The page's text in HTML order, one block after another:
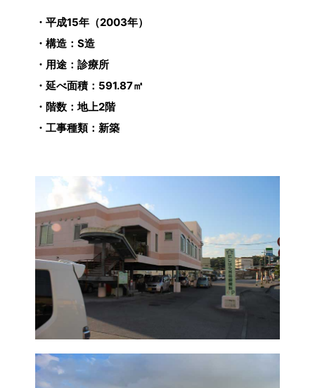
・平成15年（2003年）
・構造：S造
・用途：診療所
・延べ面積：591.87㎡
・階数：地上2階
・工事種類：新築